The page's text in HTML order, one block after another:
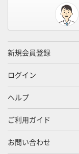
新規会員登録
ログイン
ヘルプ
ご利用ガイド
お問い合わせ